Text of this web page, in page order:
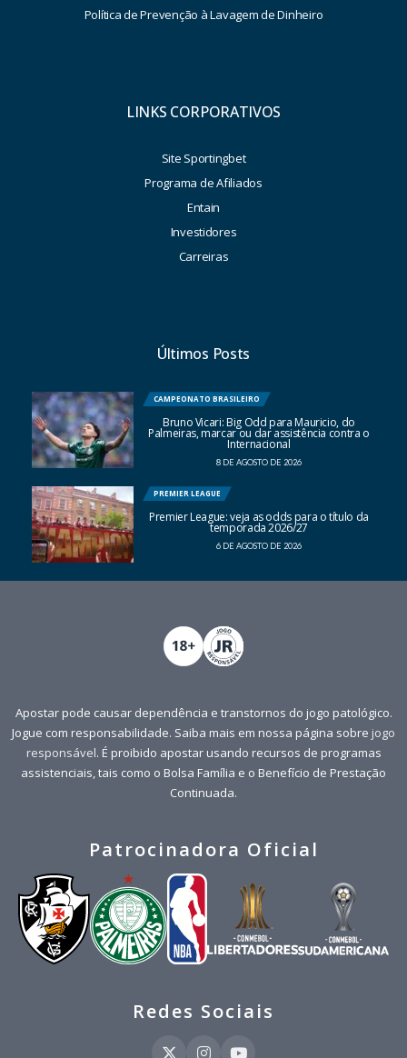
Política de Prevenção à Lavagem de Dinheiro
LINKS CORPORATIVOS
Site Sportingbet
Programa de Afiliados
Entain
Investidores
Carreiras
Últimos Posts
CAMPEONATO BRASILEIRO
Bruno Vicari: Big Odd para Mauricio, do
Palmeiras, marcar ou dar assistência contra o
Internacional
8 DE AGOSTO DE 2026
PREMIER LEAGUE
Premier League: veja as odds para o título da
temporada 2026/27
6 DE AGOSTO DE 2026
Apostar pode causar dependência e transtornos do jogo patológico.
Jogue com responsabilidade. Saiba mais em nossa página sobre jogo
responsável. É proibido apostar usando recursos de programas
assistenciais, tais como o Bolsa Família e o Benefício de Prestação
Continuada.
Patrocinadora Oficial
Redes Sociais